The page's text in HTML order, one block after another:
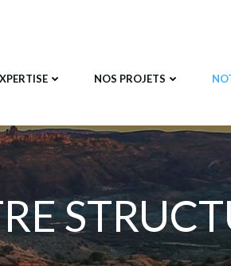
NOS PROJETS